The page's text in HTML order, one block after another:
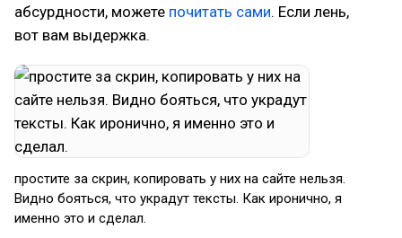
абсурдности, можете почитать сами. Если лень,
вот вам выдержка.
простите за скрин, копировать у них на сайте нельзя.
Видно бояться, что украдут тексты. Как иронично, я
именно это и сделал.